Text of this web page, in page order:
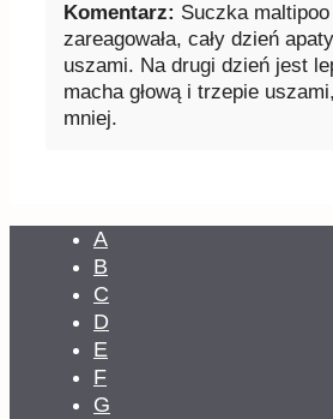
Komentarz: Suczka
zareagowała, cały dzień
uszami. Na drugi dzień jest
macha głową i trzepie
mniej.
A
B
C
D
E
F
G